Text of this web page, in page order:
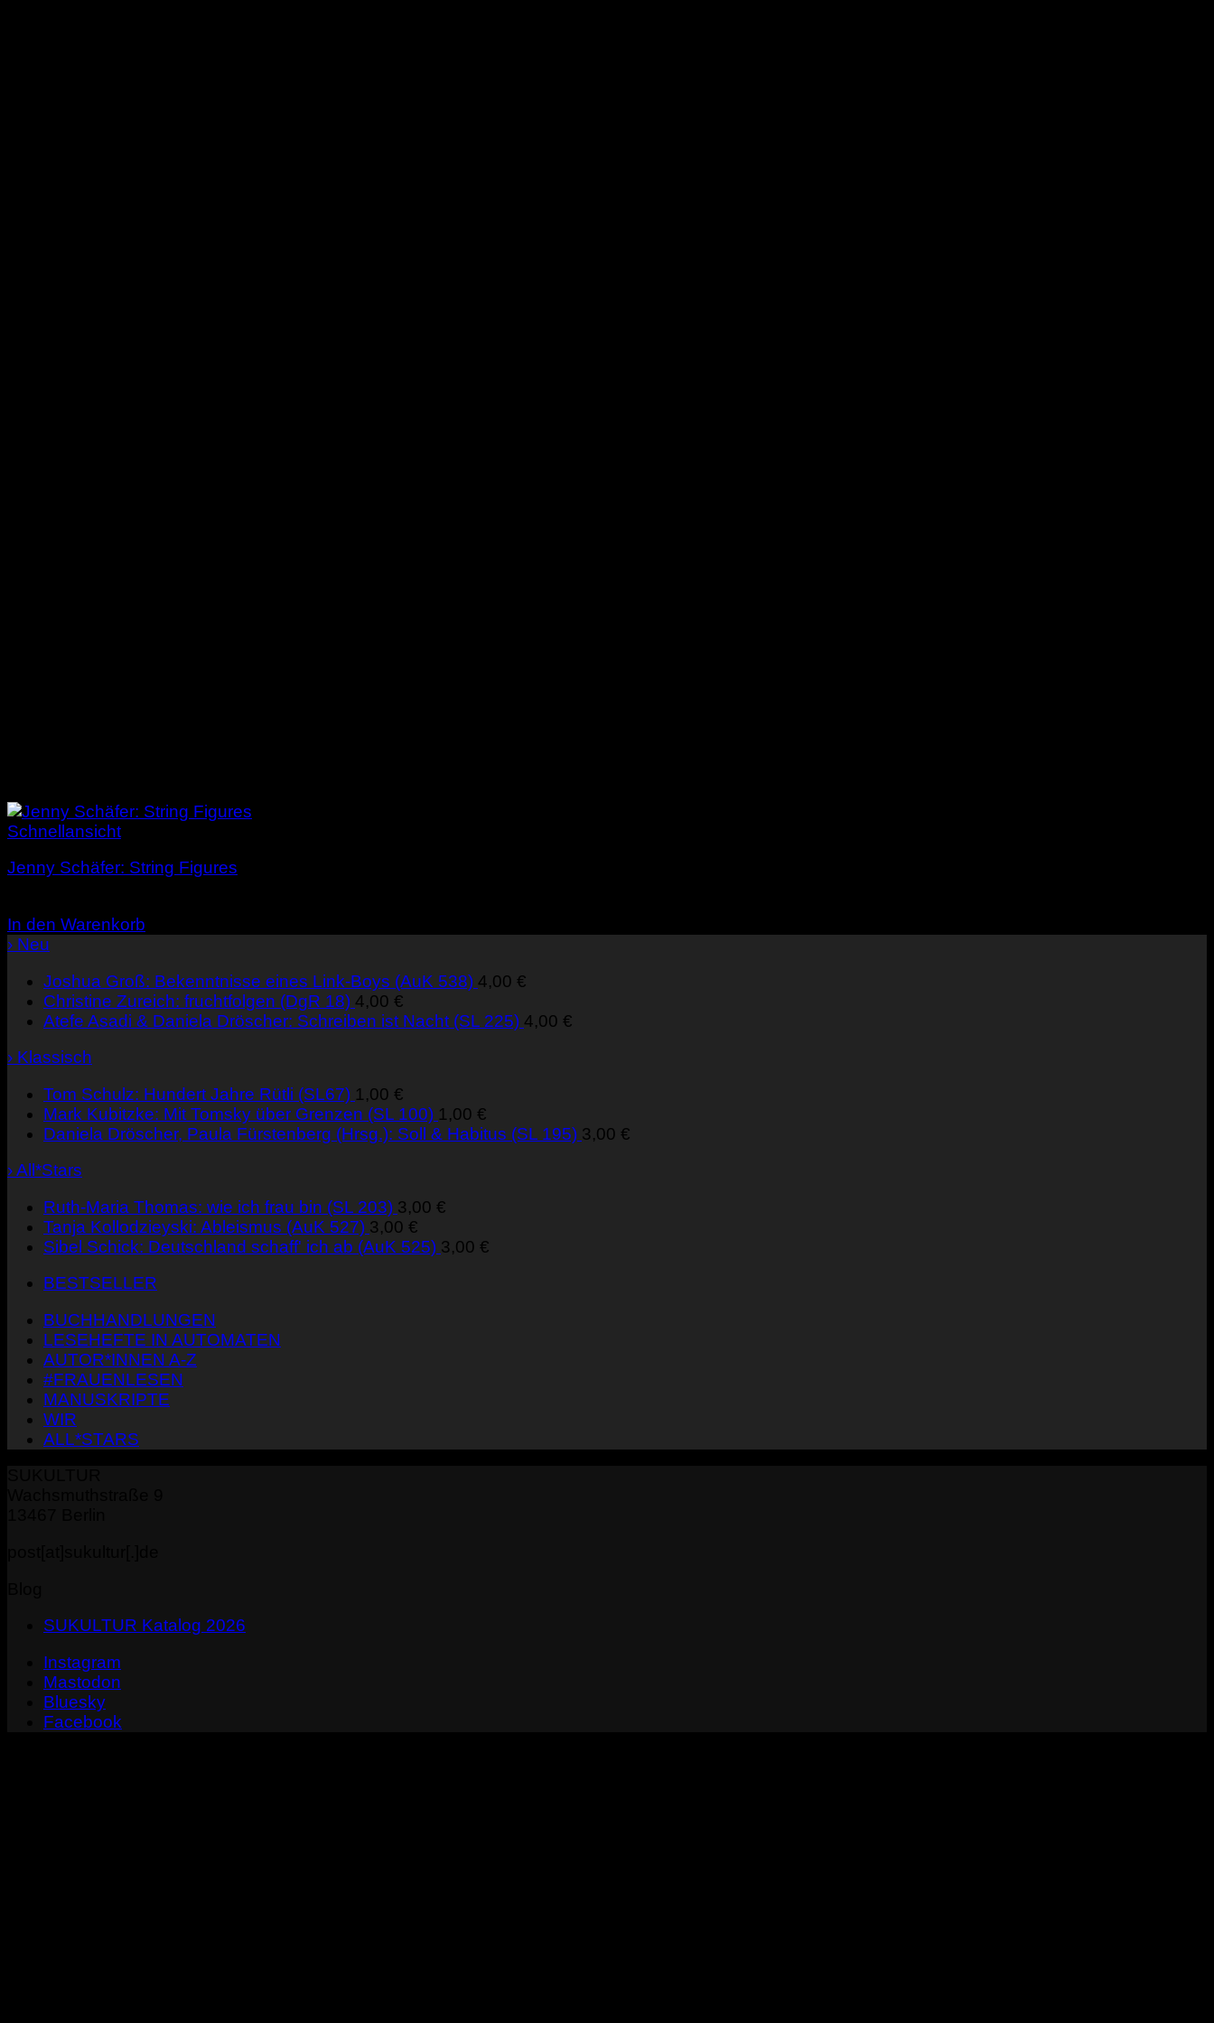
Schnellansicht
Jenny Schäfer: String Figures
In den Warenkorb
› Neu
Joshua Groß: Bekenntnisse eines Link-Boys (AuK 538) 4,00 €
Christine Zureich: fruchtfolgen (DgR 18) 4,00 €
Atefe Asadi & Daniela Dröscher: Schreiben ist Nacht (SL 225) 4,00 €
› Klassisch
Tom Schulz: Hundert Jahre Rütli (SL67) 1,00 €
Mark Kubitzke: Mit Tomsky über Grenzen (SL 100) 1,00 €
Daniela Dröscher, Paula Fürstenberg (Hrsg.): Soll & Habitus (SL 195) 3,00 €
› All*Stars
Ruth-Maria Thomas: wie ich frau bin (SL 203) 3,00 €
Tanja Kollodzieyski: Ableismus (AuK 527) 3,00 €
Sibel Schick: Deutschland schaff' ich ab (AuK 525) 3,00 €
BESTSELLER
BUCHHANDLUNGEN
LESEHEFTE IN AUTOMATEN
AUTOR*INNEN A-Z
#FRAUENLESEN
MANUSKRIPTE
WIR
ALL*STARS
SUKULTUR Katalog 2026
Instagram
Mastodon
Bluesky
Facebook